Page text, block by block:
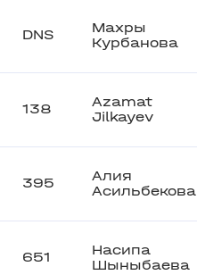
DNS
Махры
Курбанова
138
Azamat
Jilkayev
395
Алия
Асильбекова
651
Насипа
Шыныбаева